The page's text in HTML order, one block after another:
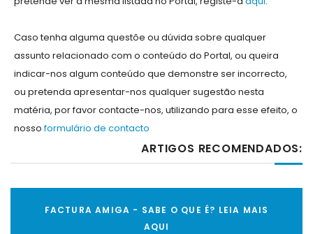
Caso tenha alguma questõe ou dúvida sobre qualquer
assunto relacionado com o conteúdo do Portal, ou queira
indicar-nos algum conteúdo que demonstre ser incorrecto,
ou pretenda apresentar-nos qualquer sugestão nesta
matéria, por favor contacte-nos, utilizando para esse efeito, o
nossoformulário de contacto
ARTIGOS RECOMENDADOS:
FACTURA AMIGA - SABE O QUE É? LEIA MAIS
AQUI